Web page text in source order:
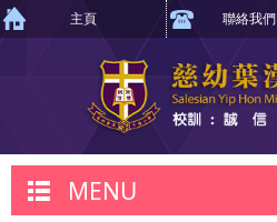
主頁 聯絡我們
MENU